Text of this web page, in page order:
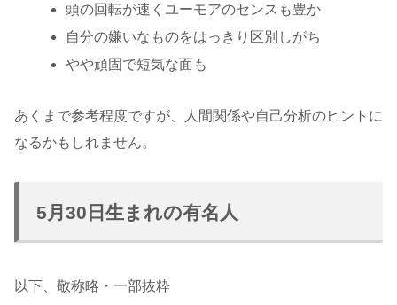
頭の回転が速くユーモアのセンスも豊か
自分の嫌いなものをはっきり区別しがち
やや頑固で短気な面も
あくまで参考程度ですが、人間関係や自己分析のヒントに
なるかもしれません。
5月30日生まれの有名人
以下、敬称略・一部抜粋